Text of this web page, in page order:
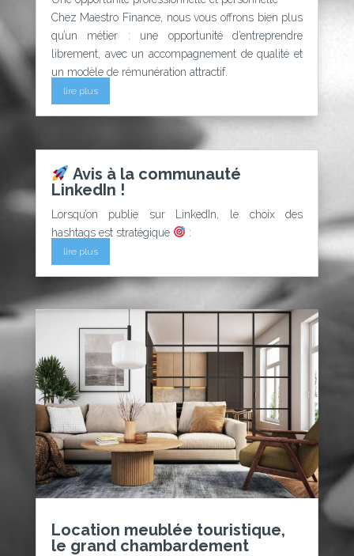
Chez Maestro Finance, nous vous offrons bien plus
qu’un métier : une opportunité d’entreprendre
librement, avec un accompagnement de qualité et
un modèle de rémunération attractif.
lire plus
Avis à la communauté
LinkedIn !
Lorsqu’on publie sur LinkedIn, le choix des
hashtags est stratégique
:
lire plus
Location meublée touristique,
le grand chambardement